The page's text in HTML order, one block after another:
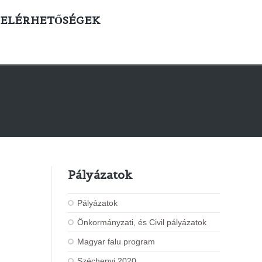
ELÉRHETŐSÉGEK
Pályázatok
Pályázatok
Önkormányzati, és Civil pályázatok
Magyar falu program